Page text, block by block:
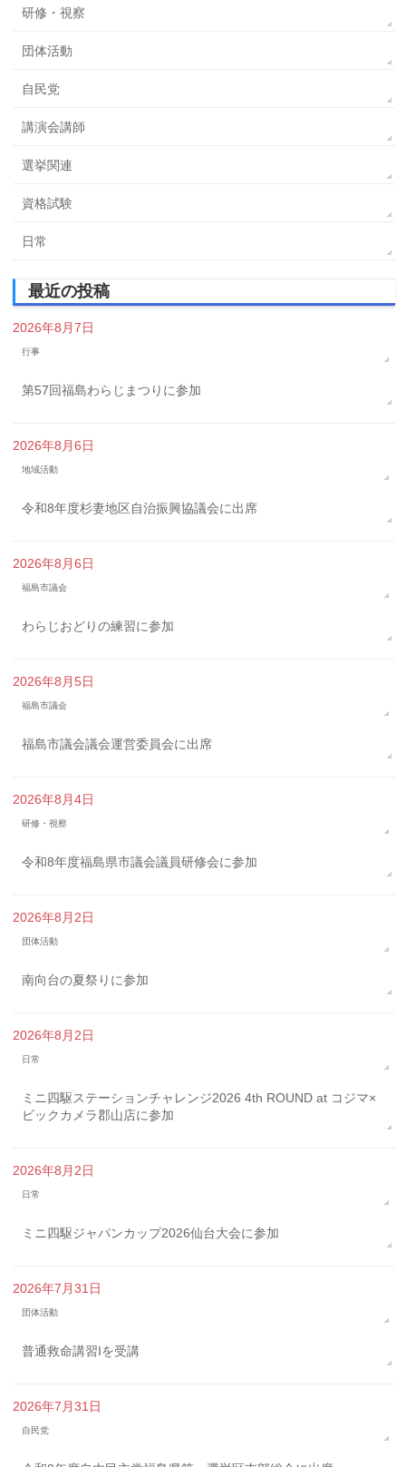
研修・視察
団体活動
自民党
講演会講師
選挙関連
資格試験
日常
最近の投稿
2026年8月7日
行事
第57回福島わらじまつりに参加
2026年8月6日
地域活動
令和8年度杉妻地区自治振興協議会に出席
2026年8月6日
福島市議会
わらじおどりの練習に参加
2026年8月5日
福島市議会
福島市議会議会運営委員会に出席
2026年8月4日
研修・視察
令和8年度福島県市議会議員研修会に参加
2026年8月2日
団体活動
南向台の夏祭りに参加
2026年8月2日
日常
ミニ四駆ステーションチャレンジ2026 4th ROUND at コジマ×
ビックカメラ郡山店に参加
2026年8月2日
日常
ミニ四駆ジャパンカップ2026仙台大会に参加
2026年7月31日
団体活動
普通救命講習Iを受講
2026年7月31日
自民党